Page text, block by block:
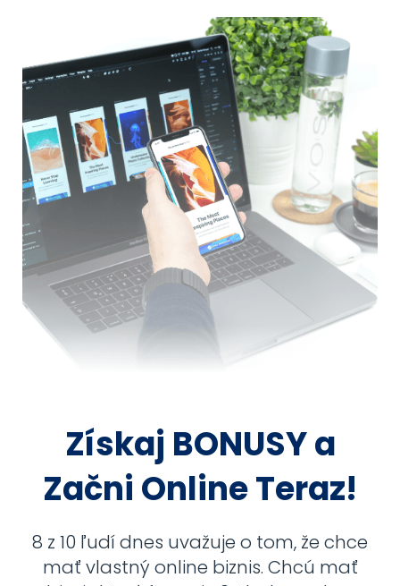
Získaj BONUSY a
Začni Online Teraz!
8 z 10 ľudí dnes uvažuje o tom, že chce
mať vlastný online biznis. Chcú mať